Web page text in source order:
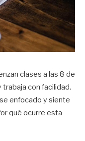
clases a las 8 de
con facilidad.
enfocado y siente
qué ocurre esta